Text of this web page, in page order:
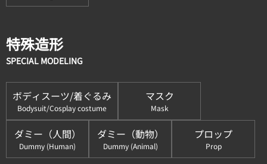
特殊造形
SPECIAL MODELING
ボディスーツ/着ぐるみ
Bodysuit/Cosplay costume
マスク
Mask
ダミー（人間）
Dummy (Human)
ダミー（動物）
Dummy (Animal)
プロップ
Prop